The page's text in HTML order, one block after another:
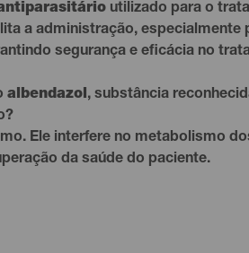
utilizado para o
a administração,
segurança e eficácia no
albendazol, substância
Ele interfere no metabolismo
da saúde do paciente.